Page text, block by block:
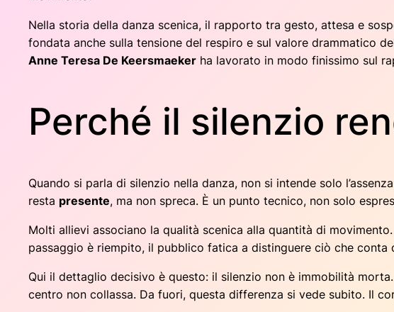
Nella storia della danza scenica, il rapporto tra gesto, attesa e
fondata anche sulla tensione del respiro e sul valore drammatico
Anne Teresa De Keersmaeker ha lavorato in modo finissimo sul
Perché il silenzio
Quando si parla di silenzio nella danza, non si intende solo
resta presente, ma non spreca. È un punto tecnico, non solo
Molti allievi associano la qualità scenica alla quantità di
passaggio è riempito, il pubblico fatica a distinguere ciò che
Qui il dettaglio decisivo è questo: il silenzio non è immobilità
centro non collassa. Da fuori, questa differenza si vede subito. Il